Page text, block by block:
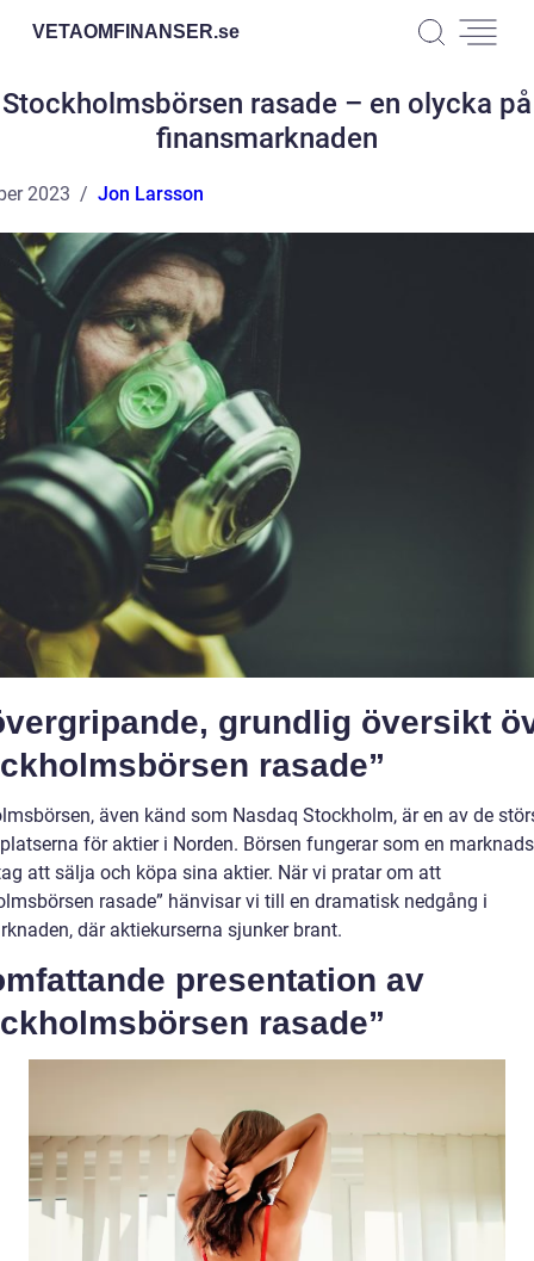
VETAOMFINANSER.se
Stockholmsbörsen rasade – en olycka på
finansmarknaden
2023 Jon Larsson
grundlig översikt
rasade”
även känd som Nasdaq Stockholm, är en av de
för aktier i Norden. Börsen fungerar som en
att sälja och köpa sina aktier. När vi pratar om att
rasade” hänvisar vi till en dramatisk nedgång i
där aktiekurserna sjunker brant.
presentation av
rasade”